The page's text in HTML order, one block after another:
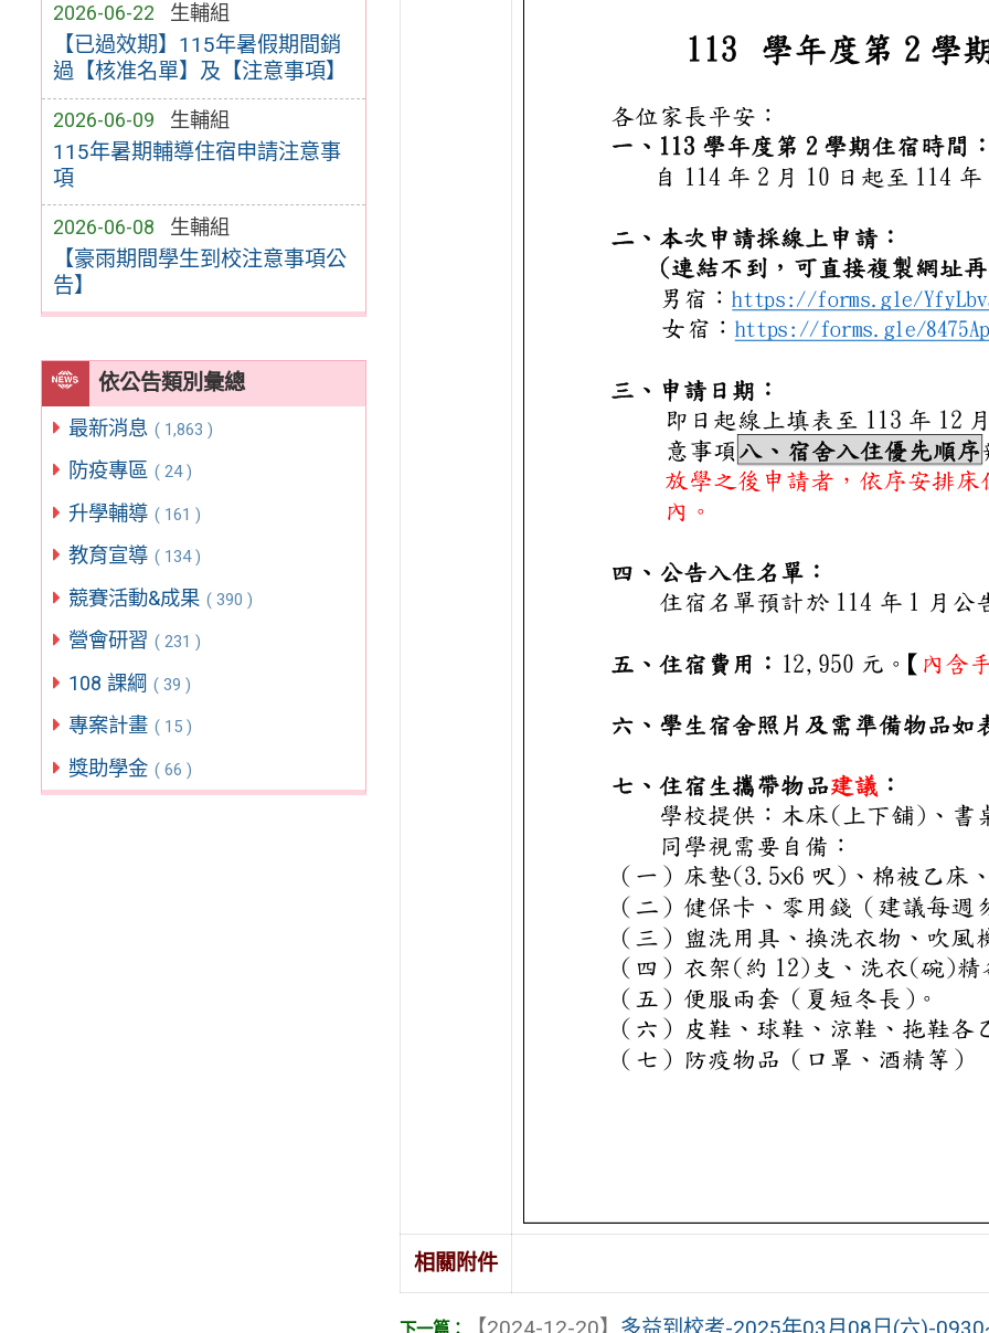
2026-06-22 生輔組
【已過效期】115年暑假期間銷
過【核准名單】及【注意事項】
2026-06-09 生輔組
115年暑期輔導住宿申請注意事
項
2026-06-08 生輔組
【豪雨期間學生到校注意事項公
告】
依公告類別彙總
最新消息 ( 1,863 )
防疫專區 ( 24 )
升學輔導 ( 161 )
教育宣導 ( 134 )
競賽活動&成果 ( 390 )
營會研習 ( 231 )
108 課綱 ( 39 )
專案計畫 ( 15 )
獎助學金 ( 66 )
相關附件